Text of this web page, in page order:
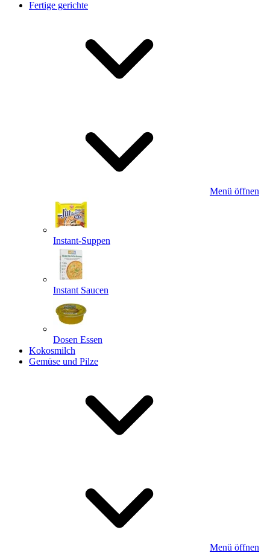
Fertige gerichte
Menü öffnen
Instant-Suppen
Instant Saucen
Dosen Essen
Kokosmilch
Gemüse und Pilze
Menü öffnen